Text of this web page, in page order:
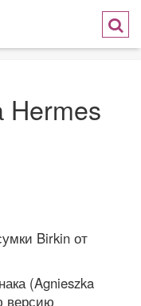
Hermes
Birkin от
(Agnieszka
версию